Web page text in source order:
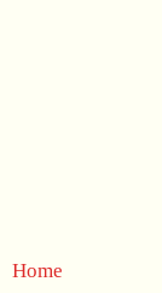
Home